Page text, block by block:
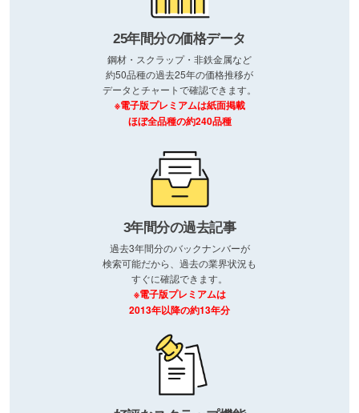
25年間分の価格データ
鋼材・スクラップ・非鉄金属など
約50品種の過去25年の価格推移が
データとチャートで確認できます。
※電子版プレミアムは紙面掲載
ほぼ全品種の約240品種
3年間分の過去記事
過去3年間分のバックナンバーが
検索可能だから、過去の業界状況も
すぐに確認できます。
※電子版プレミアムは
2013年以降の約13年分